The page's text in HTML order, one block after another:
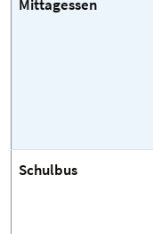
Mittagessen
Schulbus